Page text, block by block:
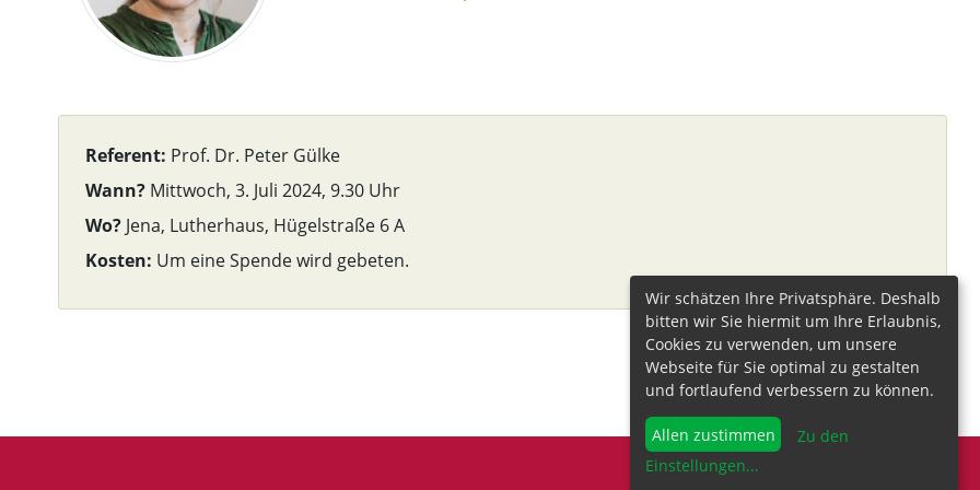
Referent: Prof. Dr. Peter Gülke
Wann? Mittwoch, 3. Juli 2024, 9.30 Uhr
Wo? Jena, Lutherhaus, Hügelstraße 6 A
Kosten: Um eine Spende wird gebeten.
Wir schätzen Ihre Privatsphäre. Deshalb
bitten wir Sie hiermit um Ihre Erlaubnis,
Cookies zu verwenden, um unsere
Webseite für Sie optimal zu gestalten
und fortlaufend verbessern zu können.
Allen zustimmen
Zu den
Einstellungen...